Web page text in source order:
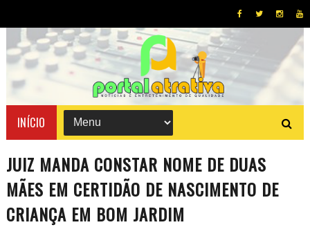
INÍCIO
JUIZ MANDA CONSTAR NOME DE DUAS
MÃES EM CERTIDÃO DE NASCIMENTO DE
CRIANÇA EM BOM JARDIM